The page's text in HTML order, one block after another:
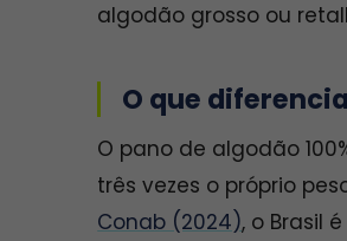
algodão grosso ou
O que
O pano de algodão
três vezes o próprio
Conab (2024), o Brasil